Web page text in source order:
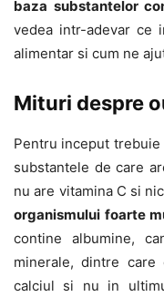
baza substantelor
vedea intr-adevar ce
alimentar si cum ne
Mituri despre
Pentru inceput
substantele de care
nu are vitamina C si
organismului foarte
contine albumine,
minerale, dintre
calciul si nu in